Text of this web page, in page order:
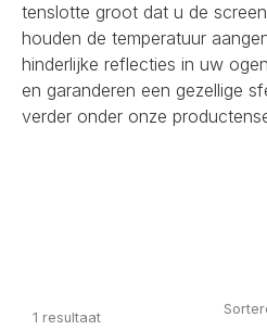
tenslotte groot dat u de
houden de temperatuur
hinderlijke reflecties in uw
en garanderen een gezellige
verder onder onze
1 resultaat